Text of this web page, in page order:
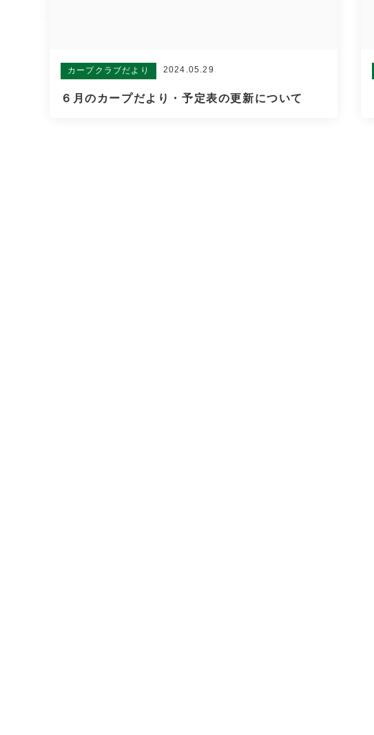
カープクラブだより 2024.05.29
６月のカープだより・予定表の更新について